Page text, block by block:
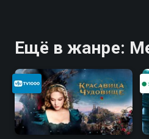
Ещё в жанре: